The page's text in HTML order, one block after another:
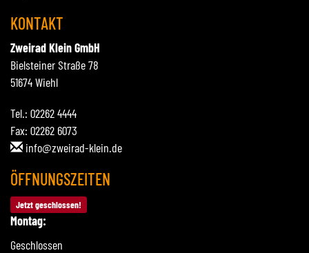
KONTAKT
Zweirad Klein GmbH
Bielsteiner Straße 78
51674 Wiehl
Tel.: 02262 4444
Fax: 02262 6073
info@zweirad-klein.de
ÖFFNUNGSZEITEN
Jetzt geschlossen!
Montag:
Geschlossen